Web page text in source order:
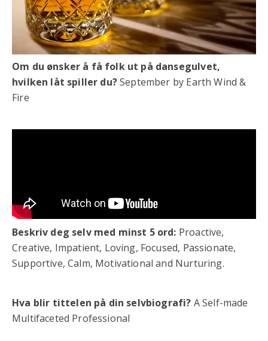
Om du ønsker å få folk ut på dansegulvet,
hvilken låt spiller du?September by Earth Wind &
Fire
Beskriv deg selv med minst 5 ord: Proactive,
Creative, Impatient, Loving, Focused, Passionate,
Supportive, Calm, Motivational and Nurturing.
Hva blir tittelen på din selvbiografi? A Self-made
Multifaceted Professional